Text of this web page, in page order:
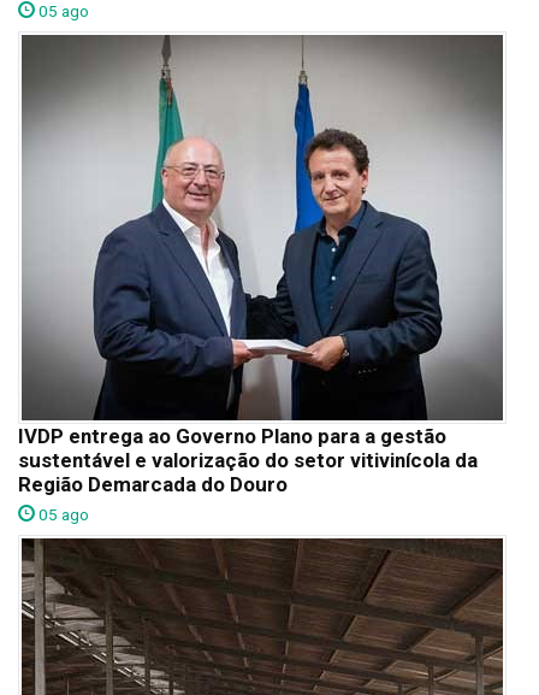
05 ago
IVDP entrega ao Governo Plano para a gestão
sustentável e valorização do setor vitivinícola da
Região Demarcada do Douro
05 ago